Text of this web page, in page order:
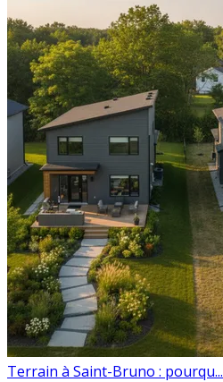
Terrain à Saint-Bruno : pourqu...